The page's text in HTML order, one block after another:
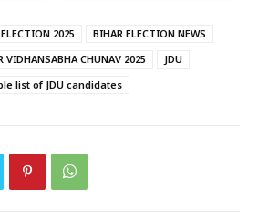
2025
BIHAR ELECTION NEWS
VIDHANSABHA CHUNAV 2025
JDU
list of JDU candidates